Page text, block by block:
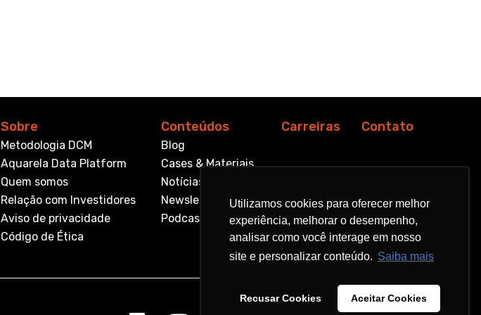
Utilizamos cookies para oferecer melhor
experiência, melhorar o desempenho,
analisar como você interage em nosso
site e personalizar conteúdo. Saiba mais
Recusar Cookies Aceitar Cookies
Utilizamos cookies para oferecer melhor
experiência, melhorar o desempenho,
analisar como você interage em nosso
site e personalizar conteúdo. Saiba mais
Recusar Cookies Aceitar Cookies
Sobre
Metodologia DCM
Aquarela Data Platform
Quem somos
Relação com Investidores
Aviso de privacidade
Código de Ética
Conteúdos
Blog
Cases & Materiais
Notícias
Newsletter
Podcast
Carreiras Contato